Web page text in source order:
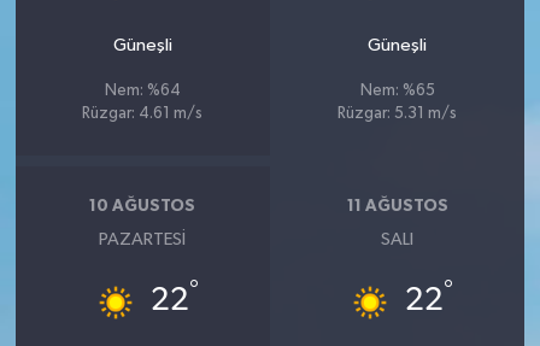
Güneşli
Nem: %64
Rüzgar: 4.61 m/s
Güneşli
Nem: %65
Rüzgar: 5.31 m/s
10 AĞUSTOS
PAZARTESI
22°
11 AĞUSTOS
SALI
22°